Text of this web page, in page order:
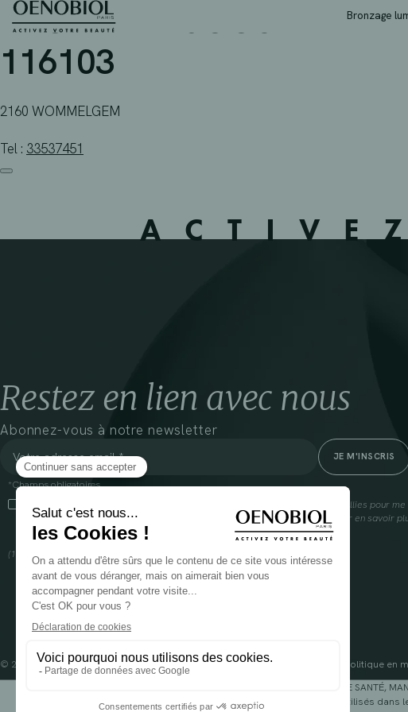
Skip
Bronzage
APOTHEEK JOOSEN
116103
2160 WOMMELGEM
Tel : 33537451
Restez en lien avec nous
Abonnez-vous à notre newsletter
*Champs obligatoires
En cliquant sur cette case, j’accepte que Cooper(1) traite les données recueillies pour me
communiquer des informations commerciales sur ses produits et offres. Pour en savoir
gestion de vos données et vos droits, rendez-vousici
(1) Coopération pharmaceutique Française, RCS Melun 399 227 636
© 2024 OENOBIOL PARISMentions légalesConditions Générales d’Utilisation
Politique en
POUR VOTRE SANTÉ,
Les complément alimentaires doivent être utilisés dans